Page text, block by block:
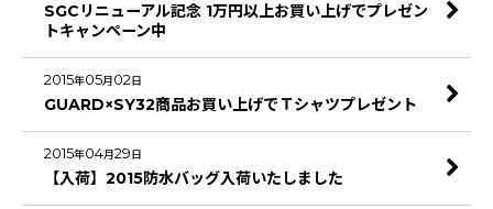
SGCリニューアル記念 1万円以上お買い上げでプレゼン
トキャンペーン中
2015年05月 02日
GUARD×SY32商品お買い上げでＴシャツプレゼント
2015年04月29 日
【入荷】2015防水バッグ入荷いたしました